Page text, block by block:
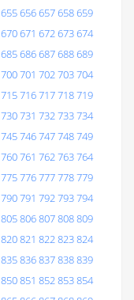
655656657658659
670671 672673674
685686687688689
700701 702703704
715716717718719
730731 732733734
745746747748749
760761 762763764
775776777778779
790791 792793794
805806807808809
820821 822823824
835836837838839
850851 852853854